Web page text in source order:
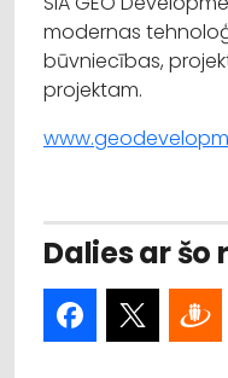
modernas
būvniecības,
projektam.
Dalies ar šo